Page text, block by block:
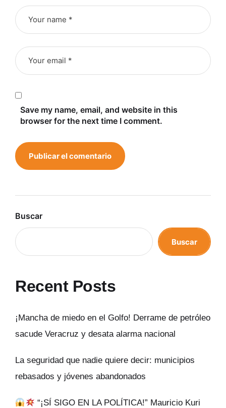
Save my name, email, and website in this
browser for the next time I comment.
Buscar
Buscar
Recent Posts
¡Mancha de miedo en el Golfo! Derrame de petróleo
sacude Veracruz y desata alarma nacional
La seguridad que nadie quiere decir: municipios
rebasados y jóvenes abandonados
“¡SÍ SIGO EN LA POLÍTICA!” Mauricio Kuri